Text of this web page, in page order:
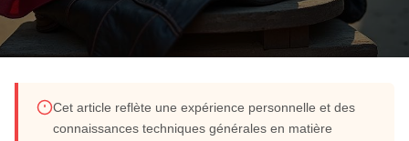
Un tour de cou pour la moto : l'accessoire
Cet article reflète une expérience personnelle et des
connaissances techniques générales en matière